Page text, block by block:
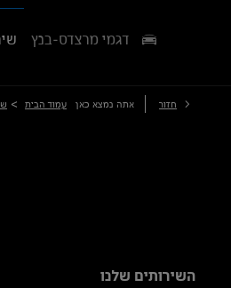
דגמי מרצדס-בנץ
חזור אתה נמצא כאן עמוד הבית >
השירותים שלנו